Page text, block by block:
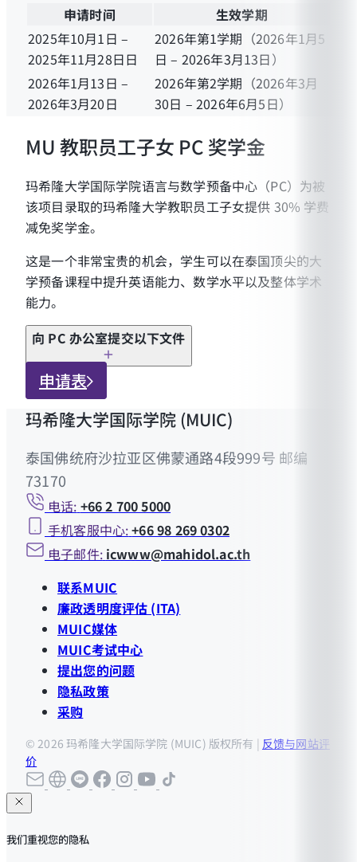
成绩）
申请人撰写的一篇不少于300字的文章，说明“为
了未来在 MUIC 继续深造及个人未来规划，希望
提升英语或数学能力的原因”
申请人的泰国身份证或护照复印件
导师撰写（PC 任课教师除外）。（推荐信表格）
提交至 PC 办公室
申请人的证书、成就、奖项及其他相关证明材料
（可选）
申请时间
生效学期
2025年10月1日 –
2025年11月28日日
2026年第1学期（2026年1月5
日 – 2026年3月13日）
2026年1月13日 –
2026年3月20日
2026年第2学期（2026年3月
30日 – 2026年6月5日）
MU 教职员工子女 PC 奖学金
玛希隆大学国际学院语言与数学预备中心（PC）为被
该项目录取的玛希隆大学教职员工子女提供 30% 学费
减免奖学金。
这是一个非常宝贵的机会，学生可以在泰国顶尖的大
学预备课程中提升英语能力、数学水平以及整体学术
能力。
向 PC 办公室提交以下文件
泰国身份证复印件
玛希隆大学教职员工证复印件
雇主出具的在职证明信
孩子的出生证明复印件、户口簿复印件，或其他
能够证明合法监护关系的文件
填写奖学金申请表
申请表
玛希隆大学国际学院 (MUIC)
泰国佛统府沙拉亚区佛蒙通路4段999号 邮编
73170
电话: +66 2 700 5000
手机客服中心:+66 98 269 0302
电子邮件: icwww@mahidol.ac.th
联系MUIC
廉政透明度评估 (ITA)
MUIC媒体
MUIC考试中心
提出您的问题
隐私政策
采购
© 2026 玛希隆大学国际学院 (MUIC) 版权所有 | 反馈与网站评
价
我们重视您的隐私